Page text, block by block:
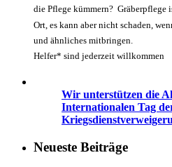
die Pflege kümmern? Gräberpflege
Ort, es kann aber nicht schaden,
und ähnliches mitbringen.
Helfer* sind jederzeit willkommen
Wir unterstützen die
Internationalen Tag
Neueste Beiträge